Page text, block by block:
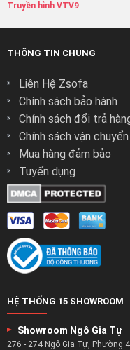
Truyền hình VTV9
THÔNG TIN CHUNG
Liên Hệ Zsofa
Chính sách bảo hành
Chính sách đổi trả
Chính sách vận chuyển
Mua hàng đảm bảo
Tuyển dụng
HỆ THỐNG 15 SHOWROOM
Showroom Ngô Gia Tự
276 - 274 Ngô Gia Tự, Phường